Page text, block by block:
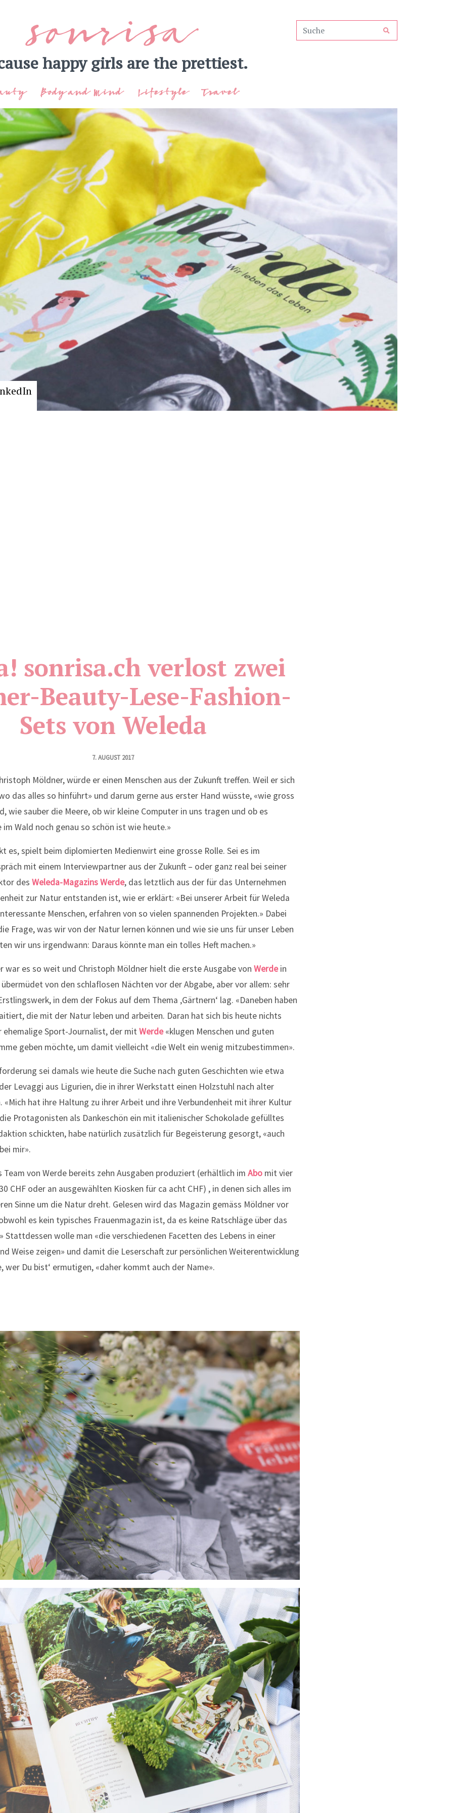
sonrisa
happy girls are the prettiest.
Body and Mind Lifestyle Travel
sonrisa.ch verlost zwei
Beauty-Lese-Fashion-
Sets von Weleda
7. AUGUST 2017
Möldner, würde er einen Menschen aus der Zukunft treffen. Weil er sich
das alles so hinführt» und darum gerne aus erster Hand wüsste, «wie gross
wie sauber die Meere, ob wir kleine Computer in uns tragen und ob es
Wald noch genau so schön ist wie heute.»
es, spielt beim diplomierten Medienwirt eine grosse Rolle. Sei es im
mit einem Interviewpartner aus der Zukunft – oder ganz real bei seiner
des Weleda-Magazins Werde, das letztlich aus der für das Unternehmen
zur Natur entstanden ist, wie er erklärt: «Bei unserer Arbeit für Weleda
Menschen, erfahren von so vielen spannenden Projekten.» Dabei
Frage, was wir von der Natur lernen können und wie sie uns für unser Leben
wir uns irgendwann: Daraus könnte man ein tolles Heft machen.»
war es so weit und Christoph Möldner hielt die erste Ausgabe von Werdein
von den schlaflosen Nächten vor der Abgabe, aber vor allem: sehr
in dem der Fokus auf dem Thema ‚Gärtnern‘ lag. «Daneben haben
die mit der Natur leben und arbeiten. Daran hat sich bis heute nichts
ehemalige Sport-Journalist, der mitWerde«klugen Menschen und guten
geben möchte, um damit vielleicht «die Welt ein wenig mitzubestimmen».
sei damals wie heute die Suche nach guten Geschichten wie etwa
Levaggi aus Ligurien, die in ihrer Werkstatt einen Holzstuhl nach alter
«Mich hat ihre Haltung zu ihrer Arbeit und ihre Verbundenheit mit ihrer Kultur
Protagonisten als Dankeschön ein mit italienischer Schokolade gefülltes
schickten, habe natürlich zusätzlich für Begeisterung gesorgt, «auch
mir».
von Werde bereits zehn Ausgaben produziert (erhältlich im Abomit vier
CHF oder an ausgewählten Kiosken für ca acht CHF) , in denen sich alles im
Sinne um die Natur dreht. Gelesen wird das Magazin gemäss Möldner vor
es kein typisches Frauenmagazin ist, da es keine Ratschläge über das
Stattdessen wolle man «die verschiedenen Facetten des Lebens in einer
Weise zeigen» und damit die Leserschaft zur persönlichen Weiterentwicklung
wer Du bist‘ ermutigen, «daher kommt auch der Name».